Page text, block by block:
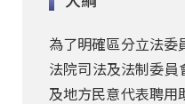
為了明確區分立法委
法院司法及法制委
及地方民意代表聘用